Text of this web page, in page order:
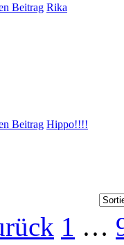
Rika
Hippo!!!!
1 …